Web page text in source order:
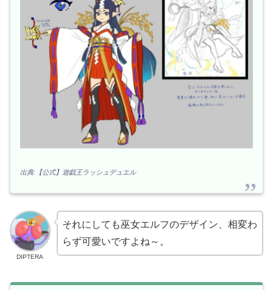
出典:【公式】遊戯王ラッシュデュエル
DIPTERA
それにしても巫女エルフのデザイン、相変わ
らず可愛いですよね～。